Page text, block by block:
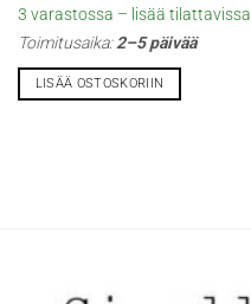
3 varastossa – lisää tilattavissa
Toimitusaika:2–5 päivää
LISÄÄ OSTOSKORIIN